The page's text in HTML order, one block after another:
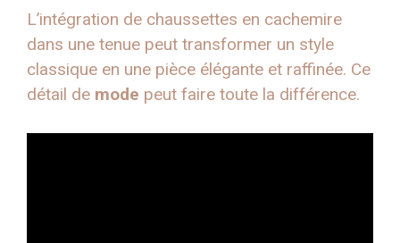
L’intégration de chaussettes en cachemire
dans une tenue peut transformer un style
classique en une pièce élégante et raffinée. Ce
détail de mode peut faire toute la différence.